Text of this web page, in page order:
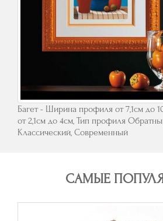
Багет - Ширина профиля от 7,1см до
от 2,1см до 4см, Тип профиля
Классический, Современный
САМЫЕ